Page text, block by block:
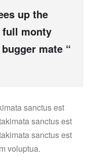
up the
full monty
mate “
sanctus est
sanctus est
sanctus est
voluptua.